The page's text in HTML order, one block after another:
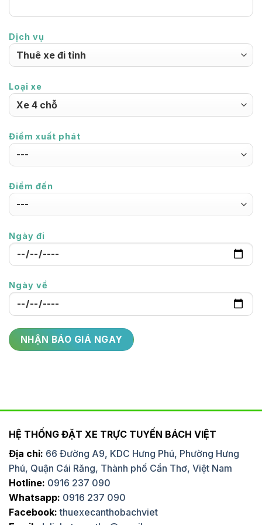
Dịch vụ
Loại xe
Điểm xuất phát
Điểm đến
Ngày đi
Ngày về
HỆ THỐNG ĐẶT XE TRỰC TUYẾN BÁCH VIỆT
Địa chỉ: 66 Đường A9, KDC Hưng Phú, Phường Hưng
Phú, Quận Cái Răng, Thành phố Cần Thơ, Việt Nam
Hotline: 0916 237 090
Whatsapp: 0916 237 090
Facebook: thuexecanthobachviet